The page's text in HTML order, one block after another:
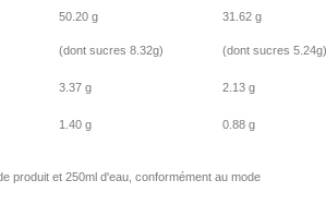
50.20 g
(dont sucres 8.32g)
31.62 g
(dont sucres 5.24g)
3.37 g 2.13 g
1.40 g 0.88 g
produit et 250ml d'eau, conformément au mode